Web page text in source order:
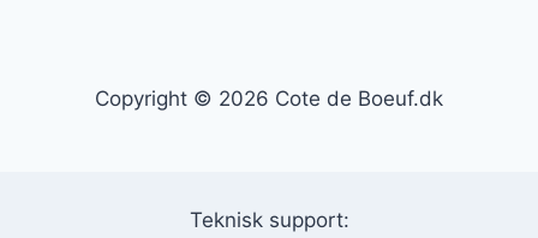
Copyright © 2026 Cote de Boeuf.dk
Teknisk support: